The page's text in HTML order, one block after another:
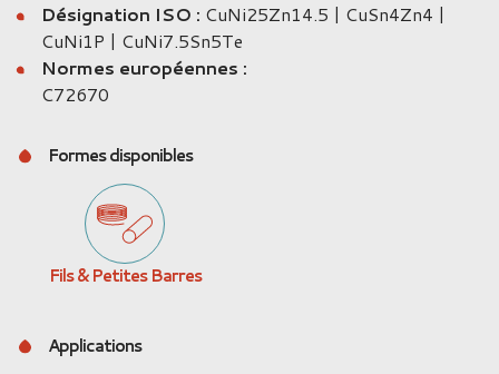
Désignation ISO : CuNi25Zn14.5 | CuSn4Zn4 |
CuNi1P | CuNi7.5Sn5Te
Normes européennes :
C72670
Formes disponibles
Fils & Petites Barres
Applications